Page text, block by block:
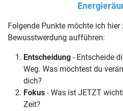
Folgende Punkte möchte ich hier
Bewusstwerdung aufführen:
Entscheidung - Entscheide
Weg. Was möchtest du
dich?
Fokus - Was ist JETZT
Zeit?